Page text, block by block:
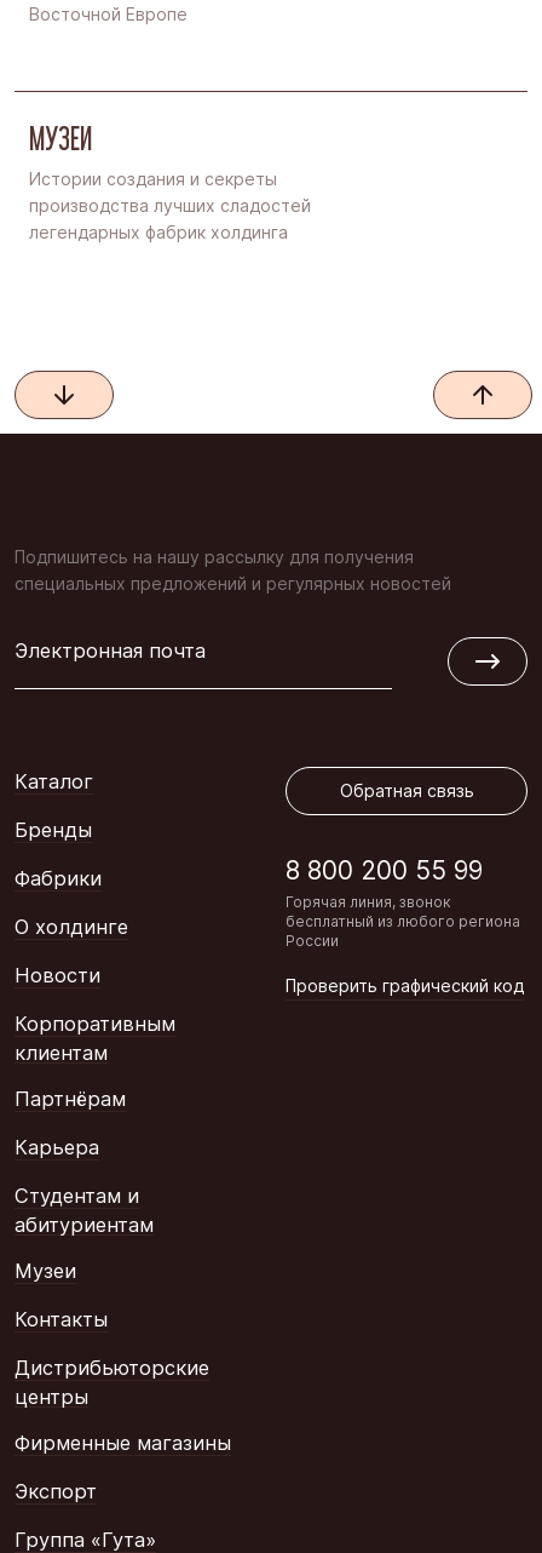
Восточной Европе
МУЗЕИ
Истории создания и секреты
производства лучших сладостей
легендарных фабрик холдинга
Подпишитесь на нашу рассылку для получения
специальных предложений и регулярных новостей
Электронная почта
Каталог
Бренды
Фабрики
О холдинге
Новости
Корпоративным
клиентам
Партнёрам
Карьера
Студентам и
абитуриентам
Музеи
Контакты
Дистрибьюторские
центры
Фирменные магазины
Экспорт
Группа «Гута»
Обратная связь
8 800 200 55 99
Горячая линия, звонок
бесплатный из любого региона
России
Проверить графический код